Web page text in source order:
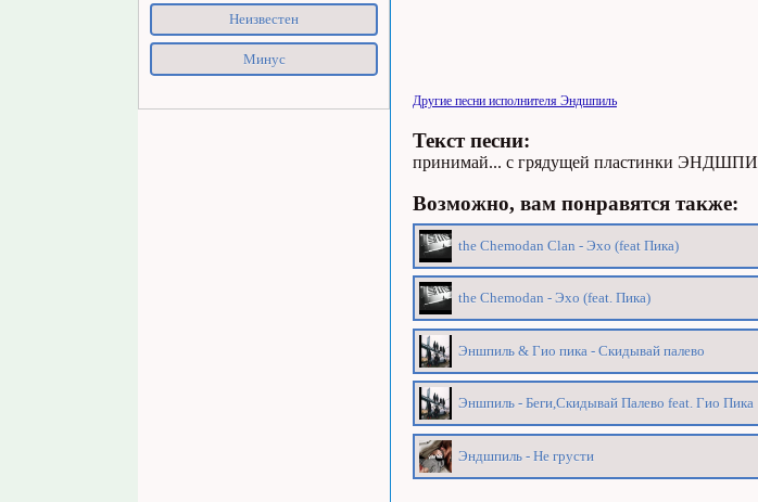
Неизвестен
Минус
Другие песни исполнителя Эндшпиль
Текст песни:
принимай... с грядущей пластинки
Возможно, вам понравятся также:
the Chemodan Clan - Эхо (feat Пика)
the Chemodan - Эхо (feat. Пика)
Эншпиль & Гио пика - Скидывай палево
Эншпиль - Беги,Скидывай Палево feat. Гио Пика
Эндшпиль - Не грусти